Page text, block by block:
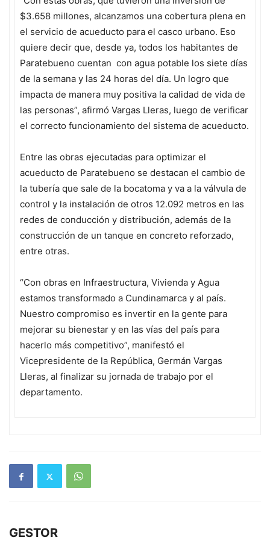
$3.658 millones, alcanzamos una cobertura plena en
el servicio de acueducto para el casco urbano. Eso
quiere decir que, desde ya, todos los habitantes de
Paratebueno cuentan con agua potable los siete días
de la semana y las 24 horas del día. Un logro que
impacta de manera muy positiva la calidad de vida de
las personas”, afirmó Vargas Lleras, luego de verificar
el correcto funcionamiento del sistema de acueducto.
Entre las obras ejecutadas para optimizar el
acueducto de Paratebueno se destacan el cambio de
la tubería que sale de la bocatoma y va a la válvula de
control y la instalación de otros 12.092 metros en las
redes de conducción y distribución, además de la
construcción de un tanque en concreto reforzado,
entre otras.
“Con obras en Infraestructura, Vivienda y Agua
estamos transformado a Cundinamarca y al país.
Nuestro compromiso es invertir en la gente para
mejorar su bienestar y en las vías del país para
hacerlo más competitivo”, manifestó el
Vicepresidente de la República, Germán Vargas
Lleras, al finalizar su jornada de trabajo por el
departamento.
GESTOR